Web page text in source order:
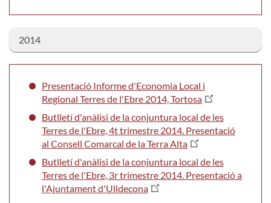
2014
Presentació Informe d'Economia Local i
Regional Terres de l'Ebre 2014, Tortosa
Butlletí d'anàlisi de la conjuntura local de les
Terres de l'Ebre, 4t trimestre 2014. Presentació
al Consell Comarcal de la Terra Alta
Butlletí d'anàlisi de la conjuntura local de les
Terres de l'Ebre, 3r trimestre 2014. Presentació a
l'Ajuntament d'Ulldecona